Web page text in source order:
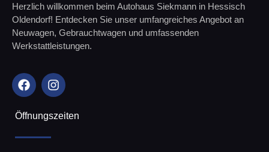
Herzlich willkommen beim Autohaus Siekmann in Hessisch
Oldendorf! Entdecken Sie unser umfangreiches Angebot an
Neuwagen, Gebrauchtwagen und umfassenden
Werkstattleistungen.
Öffnungszeiten